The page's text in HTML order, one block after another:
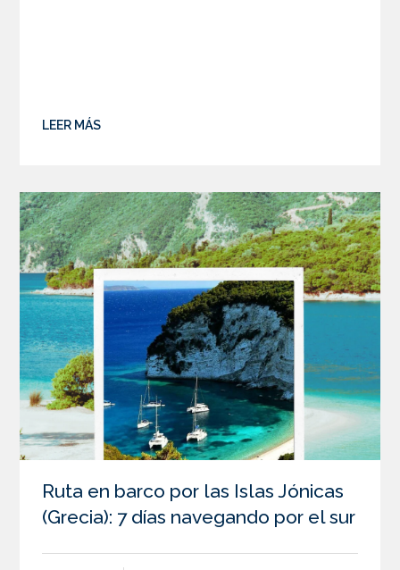
LEER MÁS
Ruta en barco por las Islas Jónicas
(Grecia): 7 días navegando por el sur